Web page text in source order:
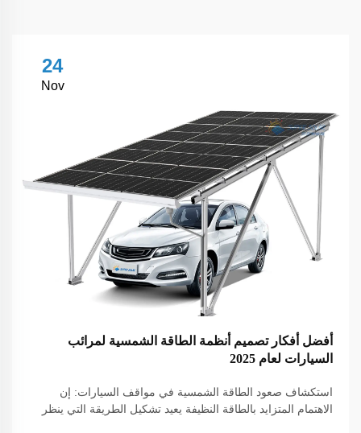
24
Nov
أفضل أفكار تصميم أنظمة الطاقة الشمسية لمرائب
السيارات لعام 2025
استكشاف صعود الطاقة الشمسية في مواقف السيارات: إن
الاهتمام المتزايد بالطاقة النظيفة يعيد تشكيل الطريقة التي ينظر